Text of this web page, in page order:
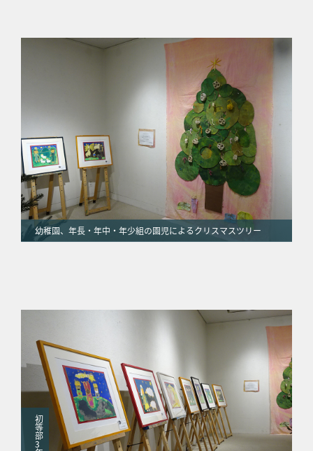
幼稚園、年長・年中・年少組の園児によるクリスマスツリー
初
等
部
3